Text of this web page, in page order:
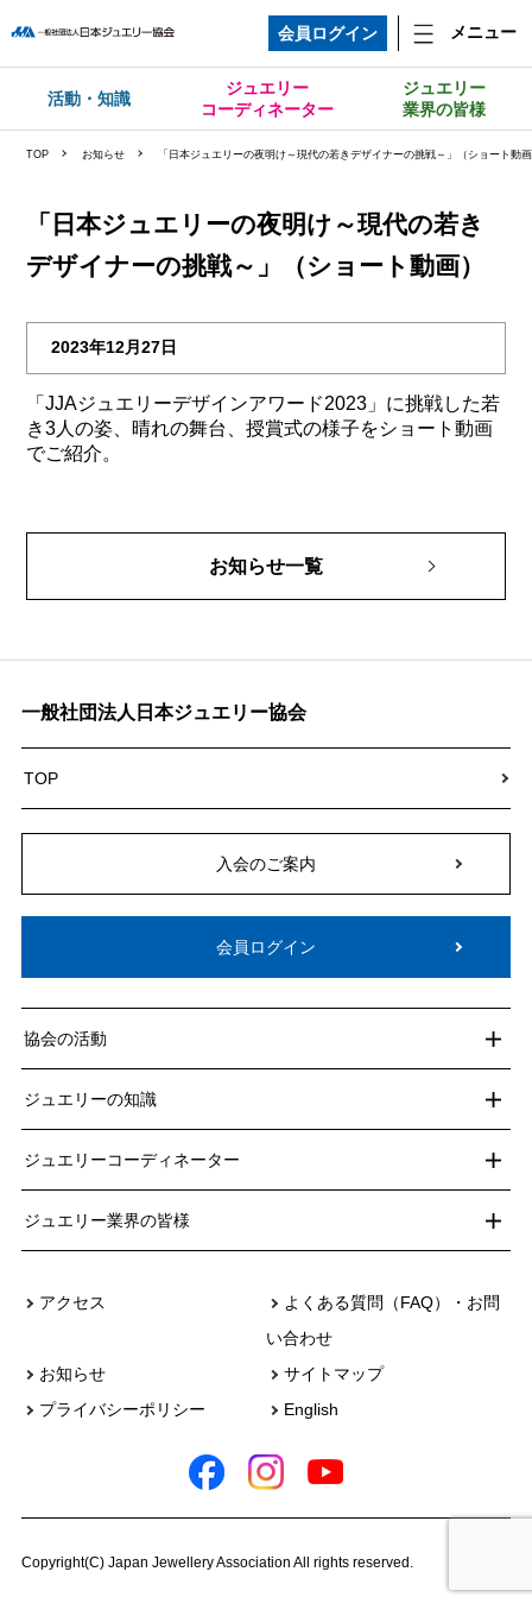
会員ログイン メニュー
活動・知識
ジュエリー
コーディネーター
ジュエリー
業界の皆様
TOP お知らせ 「日本ジュエリーの夜明け～現代の若きデザイナーの挑戦～」（ショート動
「日本ジュエリーの夜明け～現代の若き
デザイナーの挑戦～」（ショート動画）
2023年12月27日
「JJAジュエリーデザインアワード2023」に挑戦した若
き3人の姿、晴れの舞台、授賞式の様子をショート動画
でご紹介。
お知らせ一覧
一般社団法人日本ジュエリー協会
TOP
入会のご案内
会員ログイン
協会の活動
ジュエリーの知識
ジュエリーコーディネーター
ジュエリー業界の皆様
アクセス
よくある質問（FAQ）・お問
い合わせ
お知らせ
サイトマップ
プライバシーポリシー
English
Copyright(C) Japan Jewellery Association All rights reserved.